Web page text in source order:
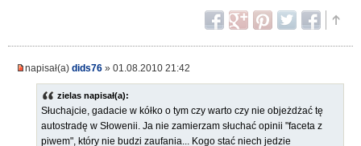
napisał(a) dids76 » 01.08.2010 21:42
zielas napisał(a):
Słuchajcie, gadacie w kółko o tym czy warto czy nie objeżdżać tę
autostradę w Słowenii. Ja nie zamierzam słuchać opinii "faceta z
piwem", który nie budzi zaufania... Kogo stać niech jedzie